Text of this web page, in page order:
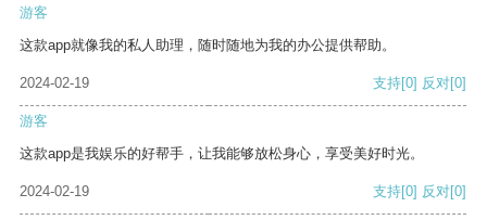
游客
这款app就像我的私人助理，随时随地为我的办公提供帮助。
2024-02-19 支持[0] 反对[0]
游客
这款app是我娱乐的好帮手，让我能够放松身心，享受美好时光。
2024-02-19 支持[0] 反对[0]